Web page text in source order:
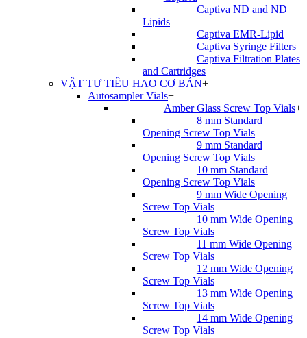
Captiva ND and ND
Lipids
Captiva EMR-Lipid
Captiva Syringe Filters
Captiva Filtration Plates
and Cartridges
VẬT TƯ TIÊU HAO CƠ BẢN+
Autosampler Vials+
Amber Glass Screw Top Vials+
8 mm Standard
Opening Screw Top Vials
9 mm Standard
Opening Screw Top Vials
10 mm Standard
Opening Screw Top Vials
9 mm Wide Opening
Screw Top Vials
10 mm Wide Opening
Screw Top Vials
11 mm Wide Opening
Screw Top Vials
12 mm Wide Opening
Screw Top Vials
13 mm Wide Opening
Screw Top Vials
14 mm Wide Opening
Screw Top Vials